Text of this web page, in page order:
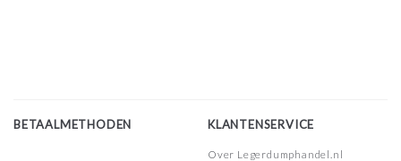
BETAALMETHODEN KLANTENSERVICE
Over Legerdumphandel.nl